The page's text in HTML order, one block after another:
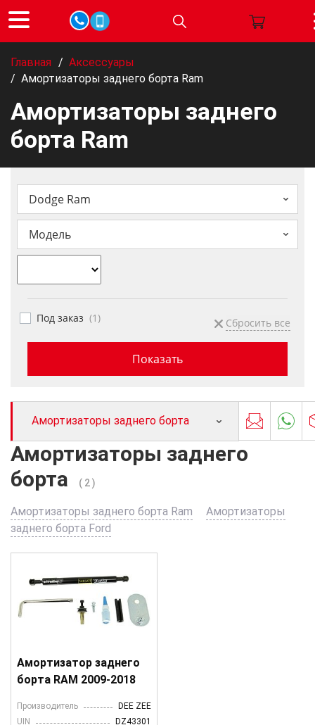
Главная / Аксессуары
/ Амортизаторы заднего борта Ram
Амортизаторы заднего
борта Ram
Dodge Ram
Модель
Под заказ (1 )
Амортизаторы заднего борта
Амортизаторы заднего
борта
( 2 )
Амортизаторы заднего борта Ram
Амортизаторы
заднего борта Ford
Амортизатор заднего
борта RAM 2009-2018
Производитель
DEE ZEE
UIN
DZ43301